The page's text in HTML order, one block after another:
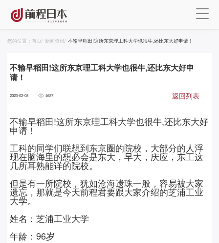
您的位置： 首页/ 新闻资讯/ 不输早稻田!这所东京理工科大学也很牛,还比东大好申请！
不输早稻田!这所东京理工科大学也很牛,还比东大好申
请！
2023-02-08 4687 返回列表
不输早稻田!这所东京理工科大学也很牛,还比东大好
申请！
工科的同学们联想到东京圈的院校，大部分的人浮
现在脑海里的想必会是东大，早大，庆应，东工这
几所耳熟能详的院校。
但是有一所院校，犹如沧海遗珠一般，容易被大家
遗忘，那就是今天前程君要跟大家介绍的芝浦工业
大学。
姓名：芝浦工业大学
年龄：96岁